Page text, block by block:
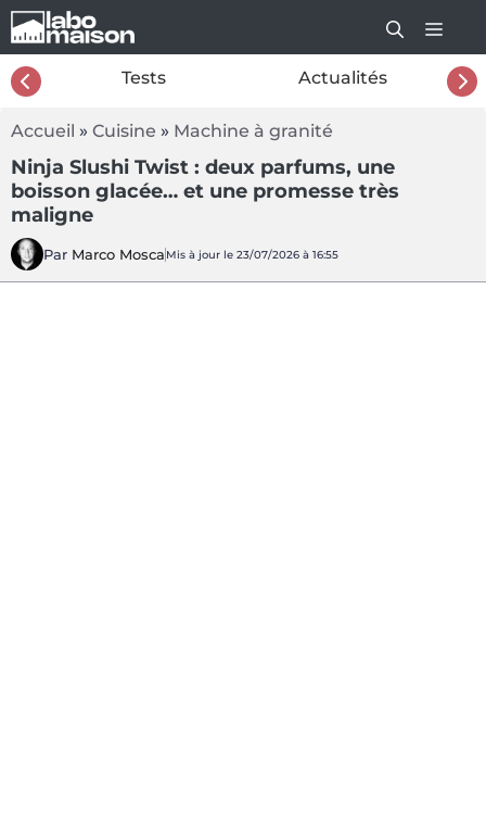
Aller
au
contenu
Tests Actualités
Accueil » Cuisine » Machine à granité
Ninja Slushi Twist : deux parfums, une
boisson glacée… et une promesse très
maligne
Par Marco Mosca Mis à jour le 23/07/2026 à 16:55